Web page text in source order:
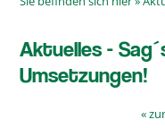
Aktuelles -
Umsetzungen!
«